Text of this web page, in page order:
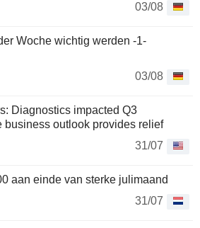
03/08
Woche wichtig werden -1-
03/08
Diagnostics impacted Q3
business outlook provides relief
31/07
aan einde van sterke julimaand
31/07